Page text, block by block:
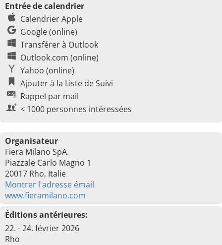
Entrée de calendrier
Calendrier Apple
Google (online)
Transférer à Outlook
Outlook.com (online)
Yahoo (online)
Ajouter à la Liste de Suivi
Rappel par mail
< 1000 personnes intéressées
Organisateur
Fiera Milano SpA.
Piazzale Carlo Magno 1
20017 Rho, Italie
Montrer l'adresse émail
www.fieramilano.com
Éditions antérieures:
22. - 24. février 2026
Rho